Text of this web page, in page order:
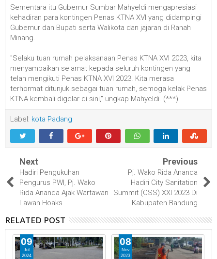
Sementara itu Gubernur Sumbar Mahyeldi mengapresiasi
kehadiran para kontingen Penas KTNA XVI yang didampingi
Gubernur dan Bupati serta Walikota dan jajaran di Ranah
Minang.
"Selaku tuan rumah pelaksanaan Penas KTNA XVI 2023, kita
menyampaikan selamat kepada seluruh kontingen yang
telah mengikuti Penas KTNA XVI 2023. Kita merasa
terhormat ditunjuk sebagai tuan rumah, semoga kelak Penas
KTNA kembali digelar di sini," ungkap Mahyeldi. (***)
Label: kota Padang
Next
Hadiri Pengukuhan
Pengurus PWI, Pj. Wako
Rida Ananda Ajak Wartawan
Lawan Hoaks
Previous
Pj. Wako Rida Ananda
Hadiri City Sanitation
Summit (CSS) XXI 2023 Di
Kabupaten Bandung
RELATED POST
09
Jul
2024
08
Nov
2023